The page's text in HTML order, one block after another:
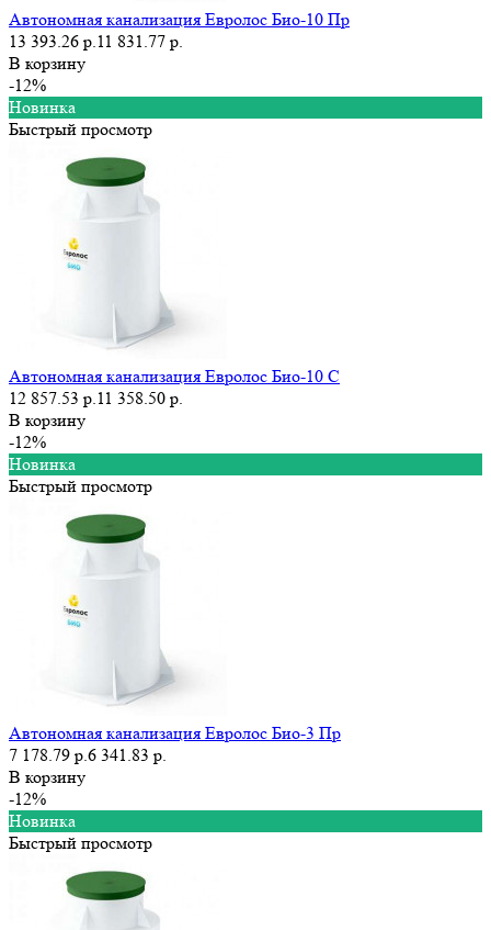
Автономная канализация Евролос Био-10 Пр
13 393.26 р.11 831.77 р.
В корзину
-12%
Новинка
Быстрый просмотр
Автономная канализация Евролос Био-10 С
12 857.53 р.11 358.50 р.
В корзину
-12%
Новинка
Быстрый просмотр
Автономная канализация Евролос Био-3 Пр
7 178.79 р.6 341.83 р.
В корзину
-12%
Новинка
Быстрый просмотр